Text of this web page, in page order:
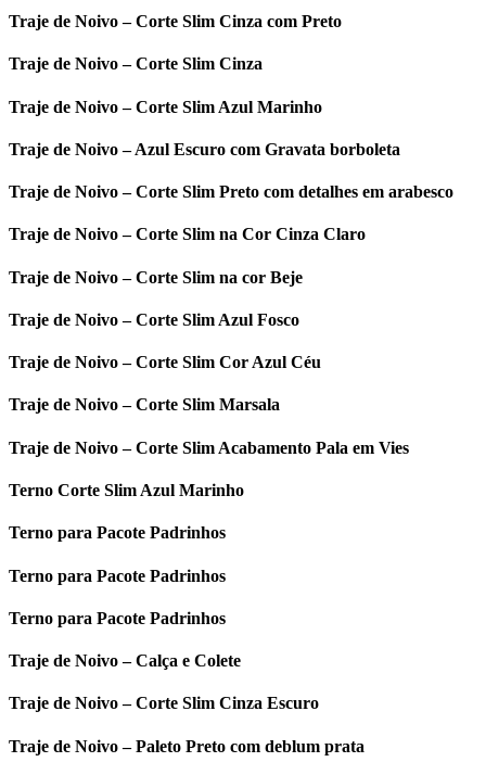
Traje de Noivo – Corte Slim Cinza com Preto
Traje de Noivo – Corte Slim Cinza
Traje de Noivo – Corte Slim Azul Marinho
Traje de Noivo – Azul Escuro com Gravata borboleta
Traje de Noivo – Corte Slim Preto com detalhes em arabesco
Traje de Noivo – Corte Slim na Cor Cinza Claro
Traje de Noivo – Corte Slim na cor Beje
Traje de Noivo – Corte Slim Azul Fosco
Traje de Noivo – Corte Slim Cor Azul Céu
Traje de Noivo – Corte Slim Marsala
Traje de Noivo – Corte Slim Acabamento Pala em Vies
Terno Corte Slim Azul Marinho
Terno para Pacote Padrinhos
Terno para Pacote Padrinhos
Terno para Pacote Padrinhos
Traje de Noivo – Calça e Colete
Traje de Noivo – Corte Slim Cinza Escuro
Traje de Noivo – Paleto Preto com deblum prata